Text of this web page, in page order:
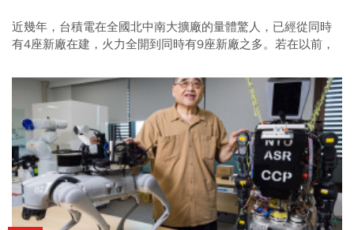
近幾年，台積電在全國北中南大擴廠的量體驚人，已經從同時
有4座新廠在建，火力全開到同時有9座新廠之多。若在以前，
來只須盯進度就好，現在卻不一樣了。